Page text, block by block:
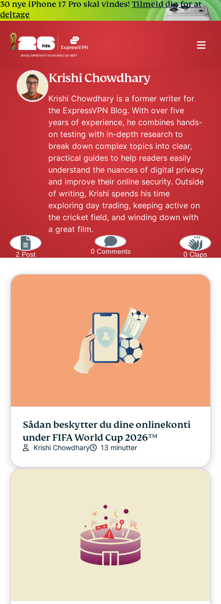
30 nye iPhone 17 Pro skal vindes!Tilmeld dig for at
deltage
Krishi Chowdhary
Krishi Chowdhary is a former writer for
the ExpressVPN Blog. With over five
years of experience, he combines hands-
on testing with in-depth research to
break down complex topics into clear,
practical guides to help readers easily
understand the nuances of digital privacy
and improve their online security. Outside
of writing, Krishi spends his time
exploring day trading, keeping active on
the cricket field, and winding down with
a great film.
2 Post 0 Comments 0 Claps
Sådan beskytter du dine onlinekonti
under FIFA World Cup 2026™
Krishi Chowdhary 13 minutter